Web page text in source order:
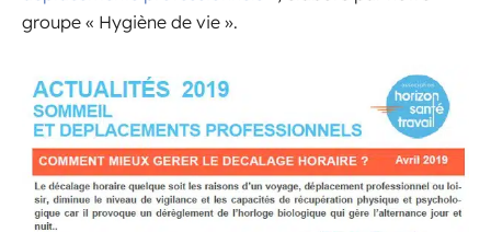
groupe « Hygiène de vie ».